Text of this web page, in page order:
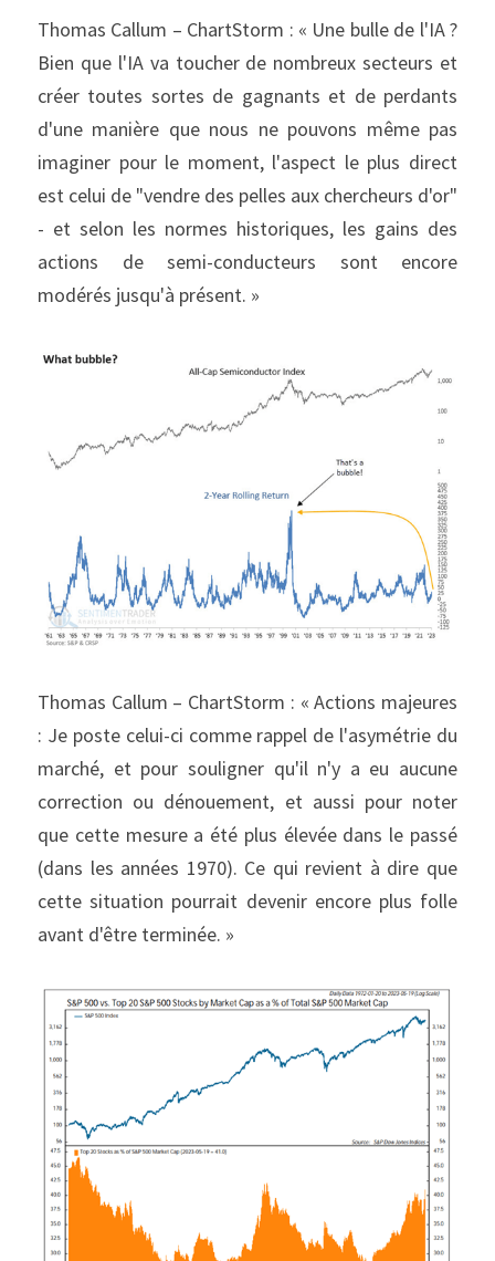
Thomas Callum – ChartStorm : « Une bulle de l'IA ?
Bien que l'IA va toucher de nombreux secteurs et
créer toutes sortes de gagnants et de perdants
d'une manière que nous ne pouvons même pas
imaginer pour le moment, l'aspect le plus direct
est celui de "vendre des pelles aux chercheurs d'or"
- et selon les normes historiques, les gains des
actions de semi-conducteurs sont encore
modérés jusqu'à présent. »
Thomas Callum – ChartStorm : « Actions majeures
: Je poste celui-ci comme rappel de l'asymétrie du
marché, et pour souligner qu'il n'y a eu aucune
correction ou dénouement, et aussi pour noter
que cette mesure a été plus élevée dans le passé
(dans les années 1970). Ce qui revient à dire que
cette situation pourrait devenir encore plus folle
avant d'être terminée. »